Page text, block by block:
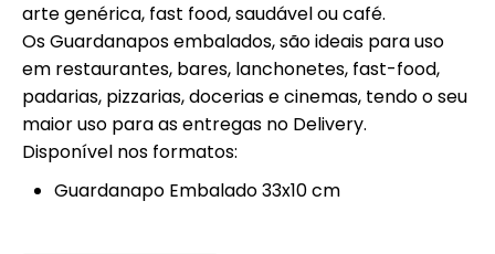
arte genérica, fast food, saudável ou café.
Os Guardanapos embalados, são ideais para uso
em restaurantes, bares, lanchonetes, fast-food,
padarias, pizzarias, docerias e cinemas, tendo o seu
maior uso para as entregas no Delivery.
Disponível nos formatos:
Guardanapo Embalado 33x10 cm